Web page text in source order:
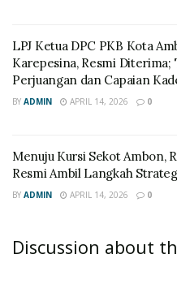
LPJ Ketua DPC PKB Kota
Karepesina, Resmi Diterima;
Perjuangan dan Capaian
BY ADMIN APRIL 14, 2026 0
Menuju Kursi Sekot Ambon,
Resmi Ambil Langkah
BY ADMIN APRIL 14, 2026 0
Discussion about